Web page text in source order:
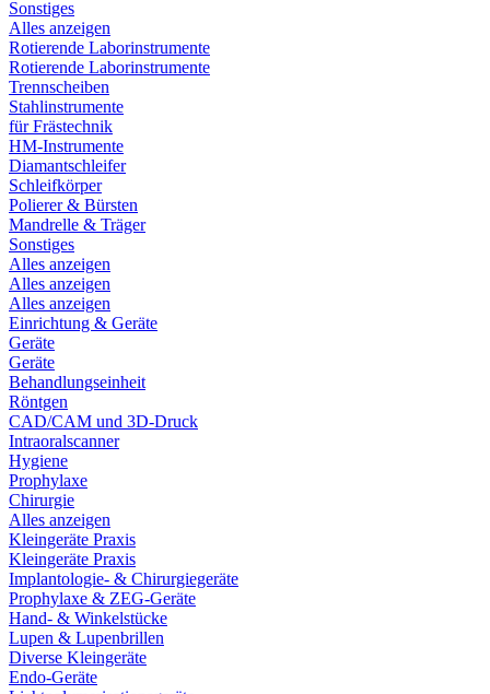
Sonstiges
Alles anzeigen
Rotierende Laborinstrumente
Rotierende Laborinstrumente
Trennscheiben
Stahlinstrumente
für Frästechnik
HM-Instrumente
Diamantschleifer
Schleifkörper
Polierer & Bürsten
Mandrelle & Träger
Sonstiges
Alles anzeigen
Alles anzeigen
Alles anzeigen
Einrichtung & Geräte
Geräte
Geräte
Behandlungseinheit
Röntgen
CAD/CAM und 3D-Druck
Intraoralscanner
Hygiene
Prophylaxe
Chirurgie
Alles anzeigen
Kleingeräte Praxis
Kleingeräte Praxis
Implantologie- & Chirurgiegeräte
Prophylaxe & ZEG-Geräte
Hand- & Winkelstücke
Lupen & Lupenbrillen
Diverse Kleingeräte
Endo-Geräte